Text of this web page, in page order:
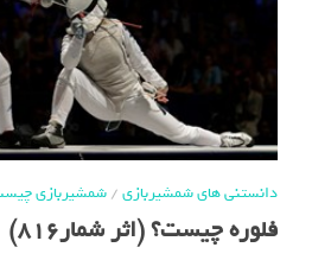
دانستنی های شمشیربازی/شمشیربازی چیست؟
فلوره چیست؟ (اثر شمار816)